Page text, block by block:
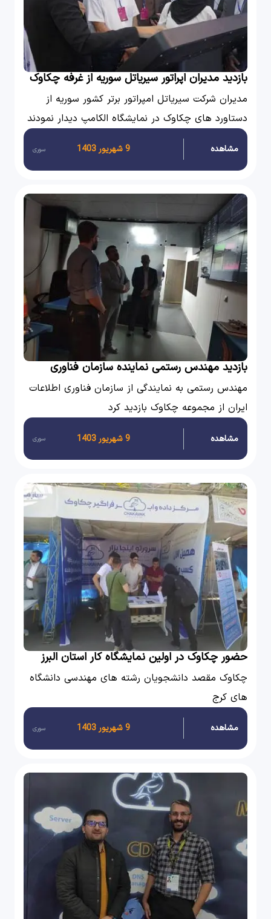
بازدید مدیران اپراتور سیریاتل سوریه از غرفه چکاوک
در الکامپ ۱۴۰۳
مدیران شرکت سیریاتل امپراتور برتر کشور سوریه از
دستاورد های چکاوک در نمایشگاه الکامپ دیدار نمودند
مشاهده 9 شهریور 1403 سوری
بازدید مهندس رستمی نماینده سازمان فناوری
اطلاعات ایران در چکاوک
مهندس رستمی به نمایندگی از سازمان فناوری اطلاعات
ایران از مجموعه چکاوک بازدید کرد
مشاهده 9 شهریور 1403 سوری
حضور چکاوک در اولین نمایشگاه کار استان البرز
چکاوک مقصد دانشجویان رشته های مهندسی دانشگاه
های کرج
مشاهده 9 شهریور 1403 سوری